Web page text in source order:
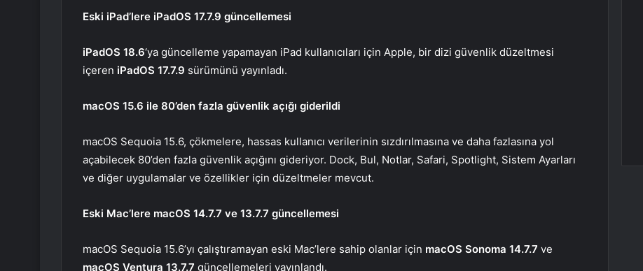
Eski iPad’lere iPadOS 17.7.9 güncellemesi
iPadOS 18.6‘ya güncelleme yapamayan iPad kullanıcıları için Apple, bir dizi güvenlik düzeltmesi
içeren iPadOS 17.7.9 sürümünü yayınladı.
macOS 15.6 ile 80’den fazla güvenlik açığı giderildi
macOS Sequoia 15.6, çökmelere, hassas kullanıcı verilerinin sızdırılmasına ve daha fazlasına yol
açabilecek 80’den fazla güvenlik açığını gideriyor. Dock, Bul, Notlar, Safari, Spotlight, Sistem Ayarları
ve diğer uygulamalar ve özellikler için düzeltmeler mevcut.
Eski Mac’lere macOS 14.7.7 ve 13.7.7 güncellemesi
macOS Sequoia‌ 15.6’yı çalıştıramayan eski Mac’lere sahip olanlar için macOS Sonoma 14.7.7 ve
macOS Ventura 13.7.7 güncellemeleri yayınlandı.